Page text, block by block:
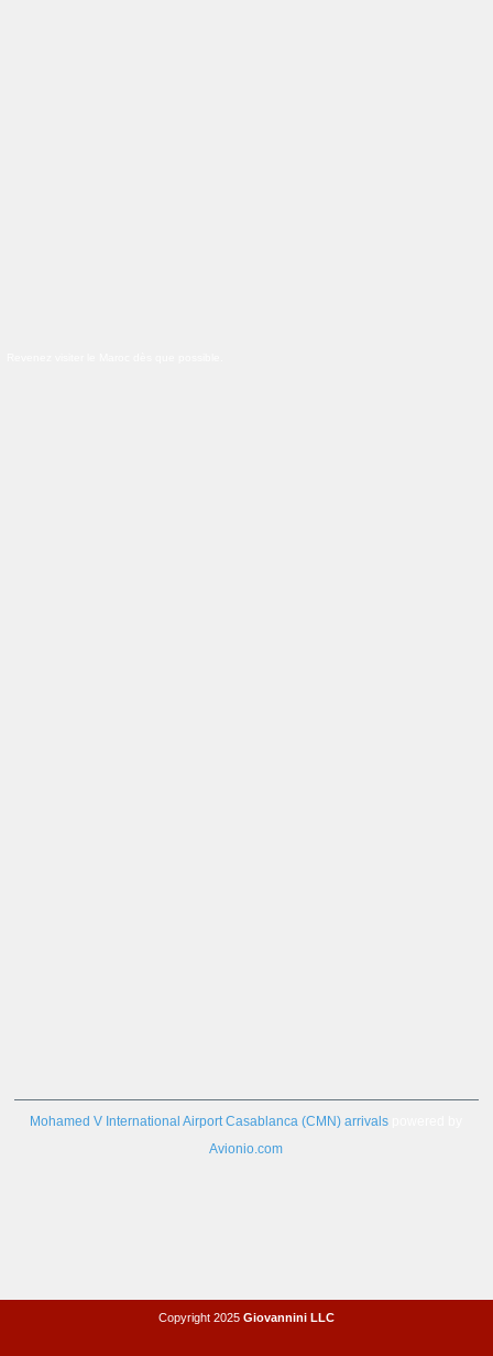
Mohamed V International Airport Casablanca (CMN) arrivals
Avionio.com
Copyright 2025 Giovannini LLC